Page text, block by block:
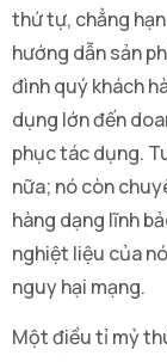
thứ tự, chẳng
hướng dẫn sản
đình quý khách
dụng lớn đến
phục tác dụng.
nữa; nó còn
hàng dạng lĩnh
nghiệt liệu của
nguy hại mạng.
Một điều tỉ mỷ